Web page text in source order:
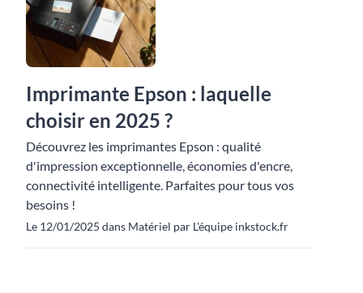
Imprimante Epson : laquelle
choisir en 2025 ?
Découvrez les imprimantes Epson : qualité
d'impression exceptionnelle, économies d'encre,
connectivité intelligente. Parfaites pour tous vos
besoins !
Le 12/01/2025 dans Matériel par L'équipe inkstock.fr